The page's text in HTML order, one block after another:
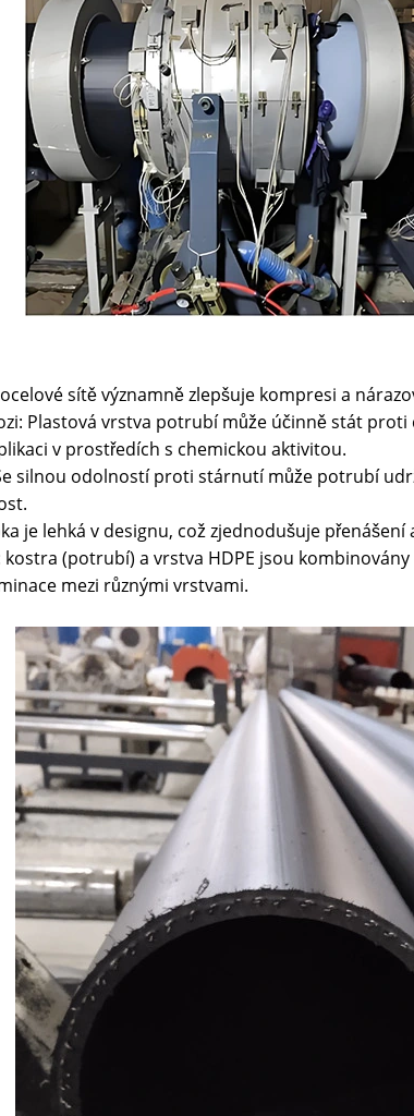
sítě významně zlepšuje kompresi a
Plastová vrstva potrubí může účinně stát
v prostředích s chemickou aktivitou.
silnou odolností proti stárnutí může potrubí
je lehká v designu, což zjednodušuje
(potrubí) a vrstva HDPE jsou
mezi různými vrstvami.